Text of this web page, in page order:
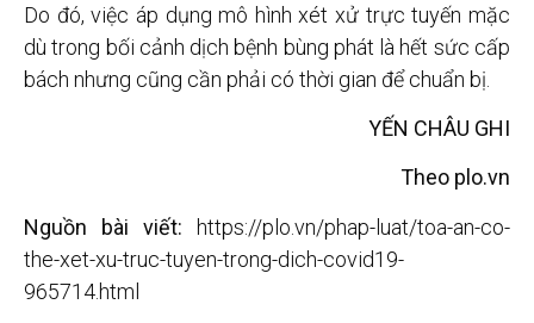
Do đó, việc áp dụng mô hình xét xử trực tuyến mặc
dù trong bối cảnh dịch bệnh bùng phát là hết sức cấp
bách nhưng cũng cần phải có thời gian để chuẩn bị.
YẾN CHÂU GHI
Theo plo.vn
Nguồn bài viết: https://plo.vn/phap-luat/toa-an-co-
the-xet-xu-truc-tuyen-trong-dich-covid19-
965714.html